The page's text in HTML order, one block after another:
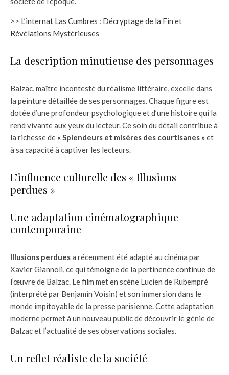
>> L’internat Las Cumbres : Décryptage de la Fin et
Révélations Mystérieuses
La description minutieuse des personnages
Balzac, maître incontesté du réalisme littéraire, excelle dans
la peinture détaillée de ses personnages. Chaque figure est
dotée d’une profondeur psychologique et d’une histoire qui la
rend vivante aux yeux du lecteur. Ce soin du détail contribue à
la richesse de « Splendeurs et misères des courtisanes »et
à sa capacité à captiver les lecteurs.
L’influence culturelle des « Illusions
perdues »
Une adaptation cinématographique
contemporaine
Illusions perduesa récemment été adapté au cinéma par
Xavier Giannoli, ce qui témoigne de la pertinence continue de
l’œuvre de Balzac. Le film met en scène Lucien de Rubempré
(interprété par Benjamin Voisin) et son immersion dans le
monde impitoyable de la presse parisienne. Cette adaptation
moderne permet à un nouveau public de découvrir le génie de
Balzac et l’actualité de ses observations sociales.
Un reflet réaliste de la société